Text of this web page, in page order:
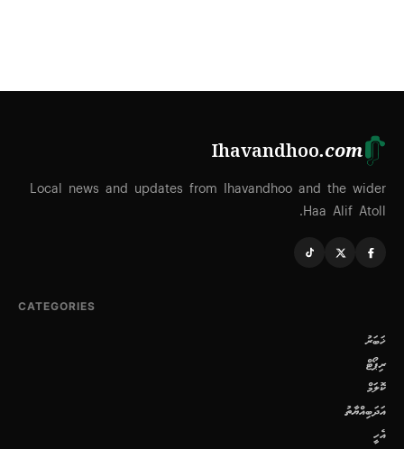
Ihavandhoo.com
Local news and updates from Ihavandhoo and the wider
Haa Alif Atoll.
CATEGORIES
ޚަބަރު
ރިޕޯޓް
ކޮލަމް
އަދަބިއްޔާތު
އެހީ